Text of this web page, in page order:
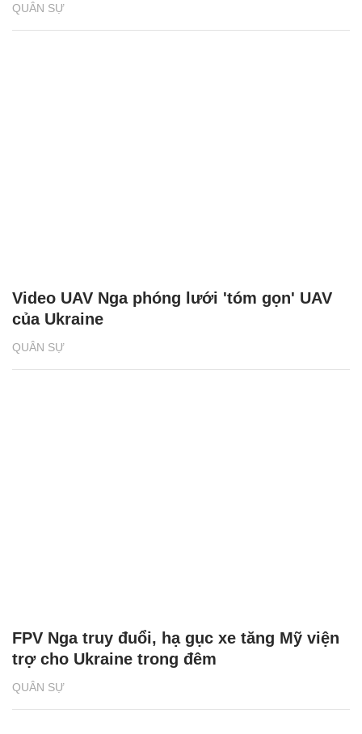
QUÂN SỰ
QUÂN SỰ
Video UAV Nga phóng lưới 'tóm gọn' UAV
của Ukraine
QUÂN SỰ
FPV Nga truy đuổi, hạ gục xe tăng Mỹ viện
trợ cho Ukraine trong đêm